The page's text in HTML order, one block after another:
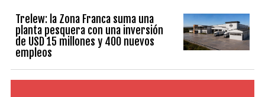
Trelew: la Zona Franca suma una
planta pesquera con una inversión
de USD 15 millones y 400 nuevos
empleos